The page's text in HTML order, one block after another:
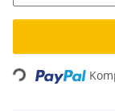
Loading...